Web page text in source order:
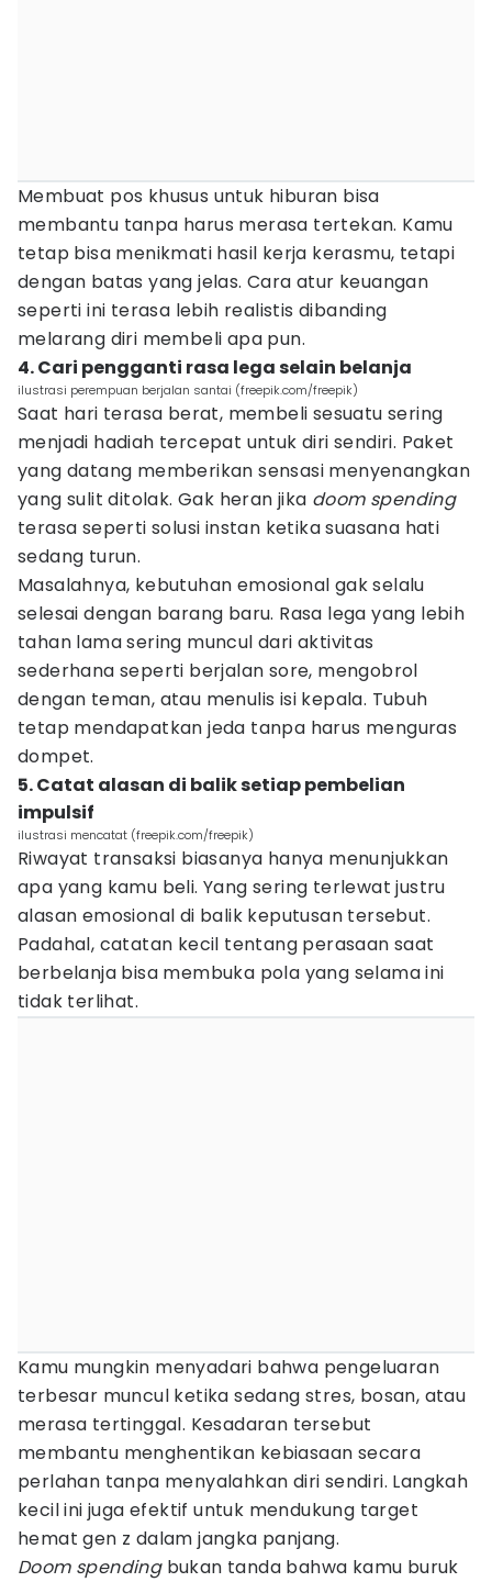
Membuat pos khusus untuk hiburan bisa
membantu tanpa harus merasa tertekan. Kamu
tetap bisa menikmati hasil kerja kerasmu, tetapi
dengan batas yang jelas. Cara atur keuangan
seperti ini terasa lebih realistis dibanding
melarang diri membeli apa pun.
4. Cari pengganti rasa lega selain belanja
ilustrasi perempuan berjalan santai (freepik.com/freepik)
Saat hari terasa berat, membeli sesuatu sering
menjadi hadiah tercepat untuk diri sendiri. Paket
yang datang memberikan sensasi menyenangkan
yang sulit ditolak. Gak heran jika doom spending
terasa seperti solusi instan ketika suasana hati
sedang turun.
Masalahnya, kebutuhan emosional gak selalu
selesai dengan barang baru. Rasa lega yang lebih
tahan lama sering muncul dari aktivitas
sederhana seperti berjalan sore, mengobrol
dengan teman, atau menulis isi kepala. Tubuh
tetap mendapatkan jeda tanpa harus menguras
dompet.
5. Catat alasan di balik setiap pembelian
impulsif
ilustrasi mencatat (freepik.com/freepik)
Riwayat transaksi biasanya hanya menunjukkan
apa yang kamu beli. Yang sering terlewat justru
alasan emosional di balik keputusan tersebut.
Padahal, catatan kecil tentang perasaan saat
berbelanja bisa membuka pola yang selama ini
tidak terlihat.
Kamu mungkin menyadari bahwa pengeluaran
terbesar muncul ketika sedang stres, bosan, atau
merasa tertinggal. Kesadaran tersebut
membantu menghentikan kebiasaan secara
perlahan tanpa menyalahkan diri sendiri. Langkah
kecil ini juga efektif untuk mendukung target
hemat gen z dalam jangka panjang.
Doom spendingbukan tanda bahwa kamu buruk